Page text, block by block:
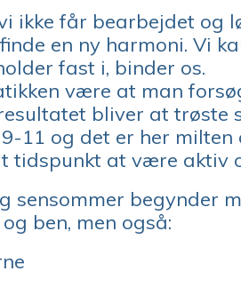
ikke får bearbejdet
en ny harmoni. Vi
fast i, binder os.
være at man
bliver at trøste
11 og det er her
tidspunkt at være aktiv
sensommer begynder
ben, men også: